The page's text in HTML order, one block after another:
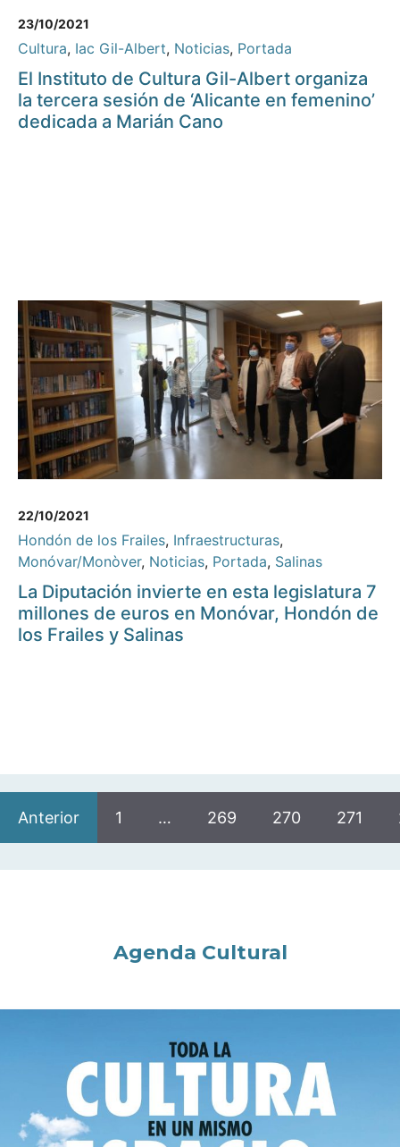
23/10/2021
Cultura, Iac Gil-Albert, Noticias, Portada
El Instituto de Cultura Gil-Albert organiza
la tercera sesión de ‘Alicante en femenino’
dedicada a Marián Cano
22/10/2021
Hondón de los Frailes, Infraestructuras,
Monóvar/Monòver, Noticias, Portada, Salinas
La Diputación invierte en esta legislatura 7
millones de euros en Monóvar, Hondón de
los Frailes y Salinas
Anterior 1 … 269 270 271
Agenda Cultural